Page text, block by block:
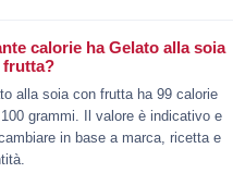
calorie ha Gelato alla soia
frutta?
alla soia con frutta ha 99 calorie
grammi. Il valore è indicativo e
in base a marca, ricetta e